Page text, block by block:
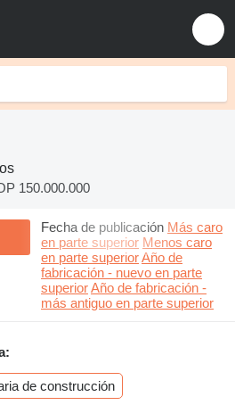
150.000.000
Fecha de publicación Más caro
en parte superior Menos caro
en parte superiorAño de
fabricación - nuevo en parte
superiorAño de fabricación -
más antiguo en parte superior
de construcción